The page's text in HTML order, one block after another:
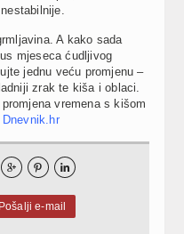
A kako sada
mjeseca ćudljivog
jednu veću promjenu –
zrak te kiša i oblaci.
vremena s kišom
Dnevnik.hr
  
e-mail